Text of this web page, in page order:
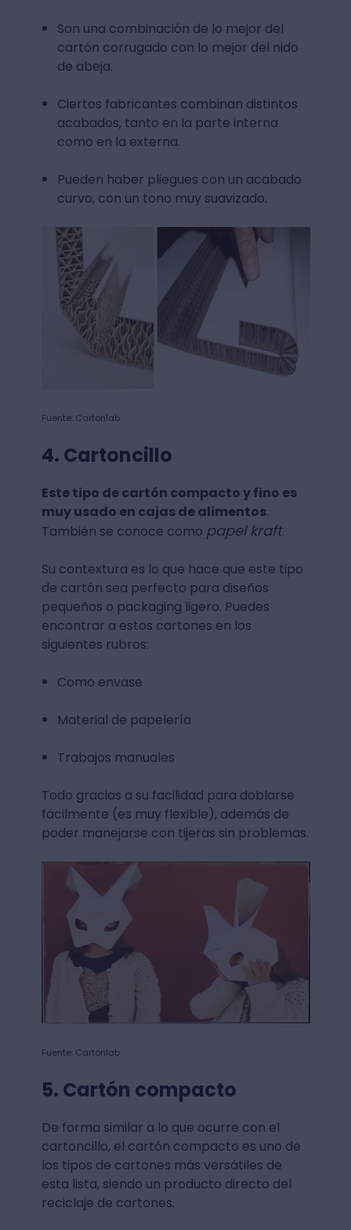
Son una combinación de lo mejor del
cartón corrugado con lo mejor del nido
de abeja.
Ciertos fabricantes combinan distintos
acabados, tanto en la parte interna
como en la externa.
Pueden haber pliegues con un acabado
curvo, con un tono muy suavizado.
Fuente: Cartonlab
4. Cartoncillo
Este tipo de cartón compacto y fino es
muy usado en cajas de alimentos.
También se conoce como papel kraft.
Su contextura es lo que hace que este tipo
de cartón sea perfecto para diseños
pequeños o packaging ligero. Puedes
encontrar a estos cartones en los
siguientes rubros:
Como envase
Material de papelería
Trabajos manuales
Todo gracias a su facilidad para doblarse
fácilmente (es muy flexible), además de
poder manejarse con tijeras sin problemas.
Fuente: Cartonlab
5. Cartón compacto
De forma similar a lo que ocurre con el
cartoncillo, el cartón compacto es uno de
los tipos de cartones más versátiles de
esta lista, siendo un producto directo del
reciclaje de cartones.